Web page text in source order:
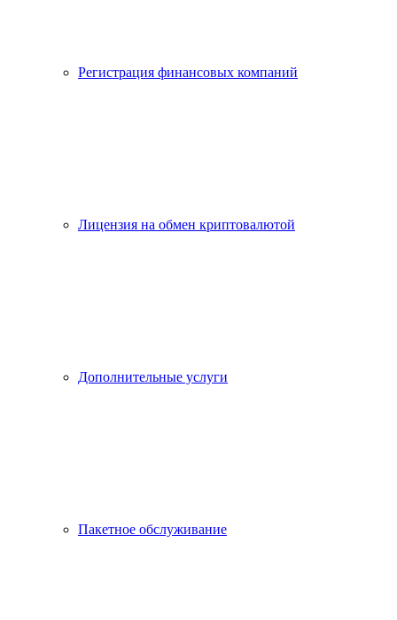
Регистрация финансовых компаний
Лицензия на обмен криптовалютой
Дополнительные услуги
Пакетное обслуживание